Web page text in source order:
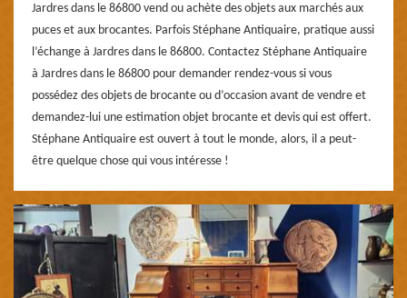
Jardres dans le 86800 vend ou achète des objets aux marchés aux
puces et aux brocantes. Parfois Stéphane Antiquaire, pratique aussi
l’échange à Jardres dans le 86800. Contactez Stéphane Antiquaire
à Jardres dans le 86800 pour demander rendez-vous si vous
possédez des objets de brocante ou d’occasion avant de vendre et
demandez-lui une estimation objet brocante et devis qui est offert.
Stéphane Antiquaire est ouvert à tout le monde, alors, il a peut-
être quelque chose qui vous intéresse !